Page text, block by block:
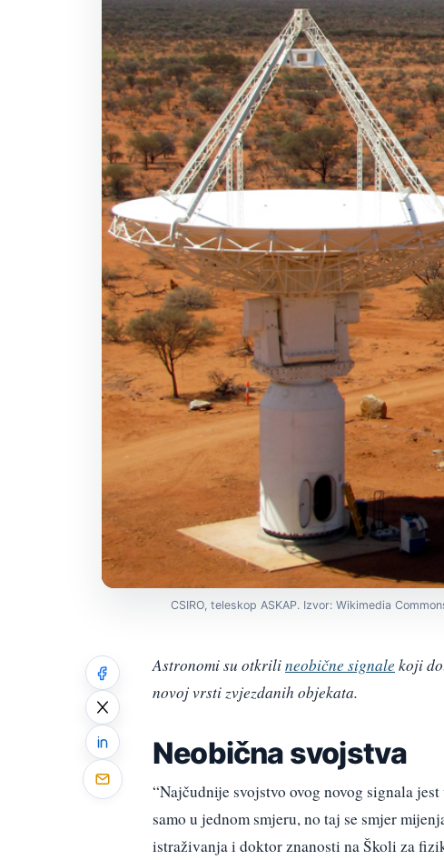
CSIRO, teleskop ASKAP. Izvor: Wikimedia
Astronomi su otkrilineobične signale koji
novoj vrsti zvjezdanih objekata.
Neobična svojstva
“Najčudnije svojstvo ovog novog signala
samo u jednom smjeru, no taj se smjer
istraživanja i doktor znanosti na Školi za